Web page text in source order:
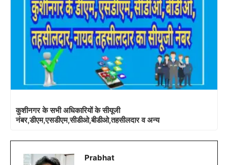
कुशीनगर के सभी अधिकारियों के सीयूजी
नंबर,डीएम,एसडीएम,सीडीओ,बीडीओ,तहसीलदार व अन्य
Prabhat